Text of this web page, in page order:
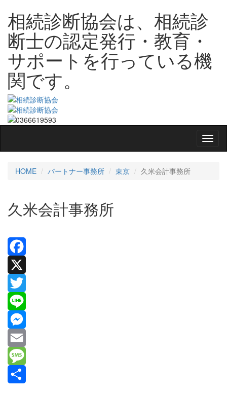
相続診断協会は、相続診
断士の認定発行・教育・
サポートを行っている機
関です。
HOME パートナー事務所 東京 久米会計事務所
久米会計事務所
Facebook
X
Twitter
Line
Messenger
Email
Message